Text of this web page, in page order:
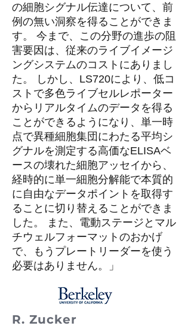
の細胞シグナル伝達について、前
例の無い洞察を得ることができま
す。 今まで、この分野の進歩の阻
害要因は、従来のライブイメージ
ングシステムのコストにありまし
た。 しかし、LS720により、低コ
ストで多色ライブセルレポーター
からリアルタイムのデータを得る
ことができるようになり、単一時
点で異種細胞集団にわたる平均シ
グナルを測定する高価なELISAベ
ースの壊れた細胞アッセイから、
経時的に単一細胞分解能で本質的
に自由なデータポイントを取得す
ることに切り替えることができま
した。 また、電動ステージとマル
チウェルフォーマットのおかげ
で、もうプレートリーダーを使う
必要はありません。」
R. Zucker